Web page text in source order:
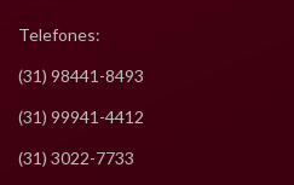
Telefones:
(31) 98441-8493
(31) 99941-4412
(31) 3022-7733